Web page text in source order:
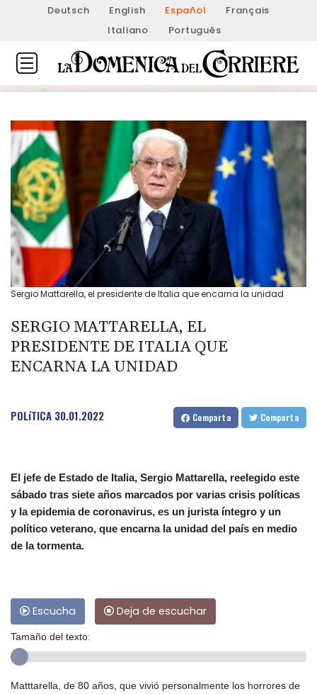
Deutsch English Español
Français
Italiano
Português
Sergio Mattarella, el presidente de Italia que encarna la unidad
SERGIO MATTARELLA, EL
PRESIDENTE DE ITALIA QUE
ENCARNA LA UNIDAD
POLíTICA 30.01.2022 Comparta Comparta
El jefe de Estado de Italia, Sergio Mattarella, reelegido este
sábado tras siete años marcados por varias crisis políticas
y la epidemia de coronavirus, es un jurista íntegro y un
político veterano, que encarna la unidad del país en medio
de la tormenta.
Escucha Deja de escuchar
Tamaño del texto:
Matttarella, de 80 años, que vivió personalmente los horrores de